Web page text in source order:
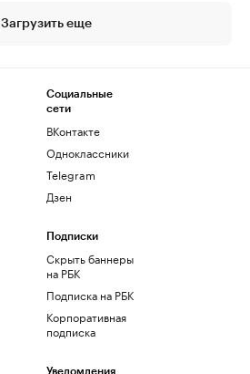
Загрузить еще
Социальные
сети
ВКонтакте
Одноклассники
Telegram
Дзен
Подписки
Скрыть баннеры
на РБК
Подписка на РБК
Корпоративная
подписка
Уведомления